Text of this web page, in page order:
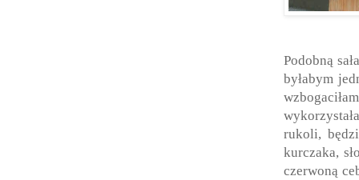
Podobną
byłabym
rukoli,
kurczaka,
czerwoną